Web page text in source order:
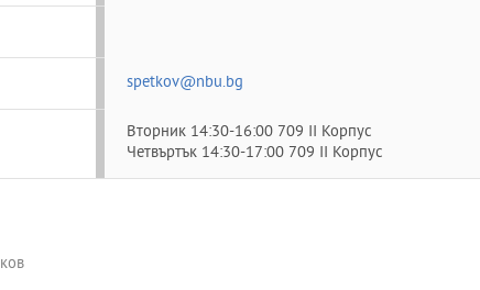
spetkov@nbu.bg
Вторник 14:30-16:00 709 II Корпус
Четвъртък 14:30-17:00 709 II Корпус